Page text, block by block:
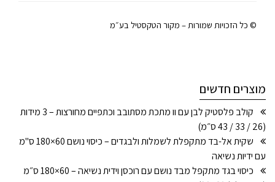
© כל הזכויות שמורות – מקור הטקסטיל בע״מ
מוצרים חדשים
קולב פלסטיק לבן עם וו מתכת מסתובב וכתפיים מחורצות – 3 מידות
(26 / 33 / 43 ס״מ)
שקית אל-בד מתקפלת לשמלות ולבגדים – כיסוי נושם 60×180 ס"מ
עם ידיות נשיאה
כיסוי בגד מתקפל מבד נושם עם רוכסן וידית נשיאה – 60×180 ס״מ